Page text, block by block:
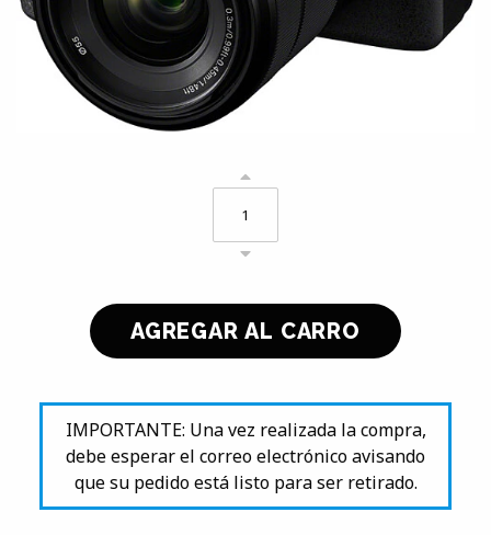
IMPORTANTE: Una vez realizada la compra,
debe esperar el correo electrónico avisando
que su pedido está listo para ser retirado.